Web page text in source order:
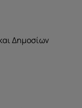
Δημοσίων